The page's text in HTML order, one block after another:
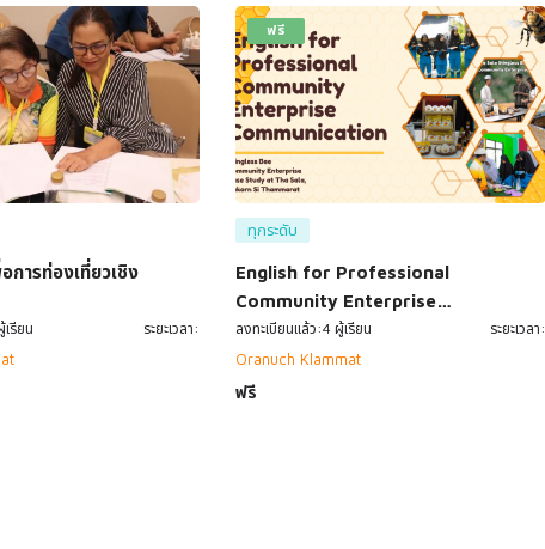
การท่องเที่ยวเชิง
รียน ระยะเวลา:
ฟรี
ทุกระดับ
English for Professional
Community Enterprise
Communication and Guide
ลงทะเบียนแล้ว:4 ผู้เรียน ระยะเวลา:
Oranuch Klammat
ฟรี